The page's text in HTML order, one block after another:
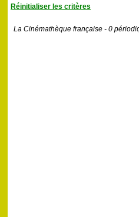
Réinitialiser les critères
La Cinémathèque française - 0